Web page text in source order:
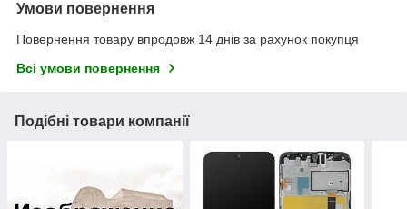
Умови повернення
Повернення товару впродовж 14 днів за рахунок покупця
Всі умови повернення
Подібні товари компанії